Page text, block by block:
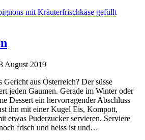
mit Kräuterfrischkäse gefüllt
August 2019
aus Österreich? Der süsse
jeden Gaumen. Gerade im Winter oder
Dessert ein hervorragender Abschluss
ihn mit einer Kugel Eis, Kompott,
etwas Puderzucker servieren. Serviere
frisch und heiss ist und…